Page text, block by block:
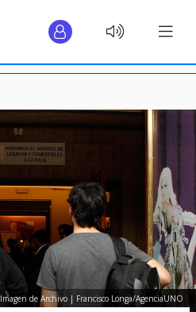
Imagen de Archivo | Francisco Longa/AgenciaUNO